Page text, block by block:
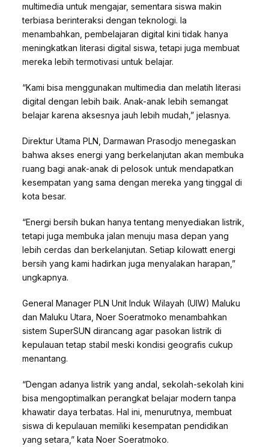
multimedia untuk mengajar, sementara siswa makin
terbiasa berinteraksi dengan teknologi. Ia
menambahkan, pembelajaran digital kini tidak hanya
meningkatkan literasi digital siswa, tetapi juga membuat
mereka lebih termotivasi untuk belajar.
“Kami bisa menggunakan multimedia dan melatih literasi
digital dengan lebih baik. Anak-anak lebih semangat
belajar karena aksesnya jauh lebih mudah,” jelasnya.
Direktur Utama PLN, Darmawan Prasodjo menegaskan
bahwa akses energi yang berkelanjutan akan membuka
ruang bagi anak-anak di pelosok untuk mendapatkan
kesempatan yang sama dengan mereka yang tinggal di
kota besar.
“Energi bersih bukan hanya tentang menyediakan listrik,
tetapi juga membuka jalan menuju masa depan yang
lebih cerdas dan berkelanjutan. Setiap kilowatt energi
bersih yang kami hadirkan juga menyalakan harapan,”
ungkapnya.
General Manager PLN Unit Induk Wilayah (UIW) Maluku
dan Maluku Utara, Noer Soeratmoko menambahkan
sistem SuperSUN dirancang agar pasokan listrik di
kepulauan tetap stabil meski kondisi geografis cukup
menantang.
“Dengan adanya listrik yang andal, sekolah-sekolah kini
bisa mengoptimalkan perangkat belajar modern tanpa
khawatir daya terbatas. Hal ini, menurutnya, membuat
siswa di kepulauan memiliki kesempatan pendidikan
yang setara,” kata Noer Soeratmoko.